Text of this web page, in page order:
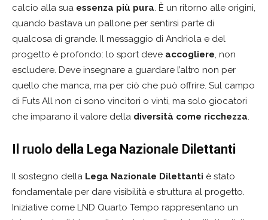
calcio alla sua essenza più pura. È un ritorno alle origini,
quando bastava un pallone per sentirsi parte di
qualcosa di grande. Il messaggio di Andriola e del
progetto è profondo: lo sport deve accogliere, non
escludere. Deve insegnare a guardare l’altro non per
quello che manca, ma per ciò che può offrire. Sul campo
di Futs All non ci sono vincitori o vinti, ma solo giocatori
che imparano il valore della diversità come ricchezza.
Il ruolo della Lega Nazionale Dilettanti
Il sostegno della Lega Nazionale Dilettanti è stato
fondamentale per dare visibilità e struttura al progetto.
Iniziative come LND Quarto Tempo rappresentano un